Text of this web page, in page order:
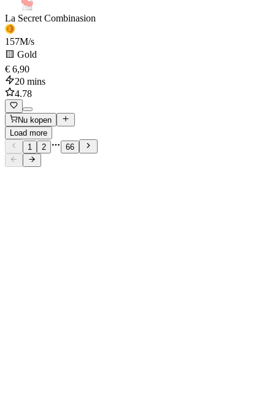
La Secret Combinasion
157M/s
🟨 Gold
€ 6,90
20 mins
4.78
Nu kopen
Load more
1
2 66